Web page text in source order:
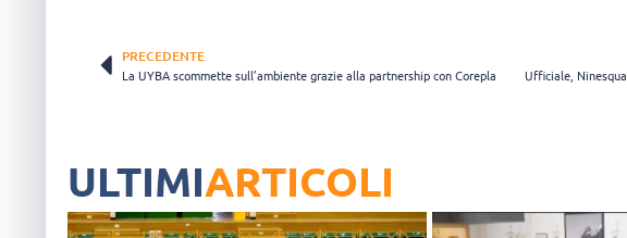
PRECEDENTE
La UYBA scommette sull’ambiente grazie alla partnership con Corepla
ULTIMIARTICOLI